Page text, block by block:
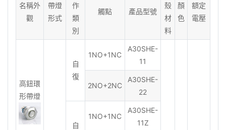
名稱外
觀
帶燈
形式
作
類
別
觸點 產品型號
殼
材
料
顏
色
額定
電壓
高鈕環
形帶燈
自
復
1NO+1NC
A30SHE-
11
2NO+2NC
A30SHE-
22
自
1NO+1NC
A30SHE-
11Z